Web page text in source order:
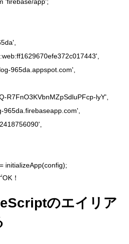
965da.appspot.com',
R7FnO3KVbnMZpSdluPFcp-lyY',
965da.firebaseapp.com',
initializeApp(config);
！
のエイリア